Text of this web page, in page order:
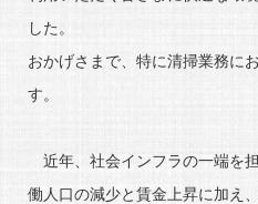
した。
おかげさまで、特に清掃業務に
す。
近年、社会インフラの一端を
働人口の減少と賃金上昇に加え